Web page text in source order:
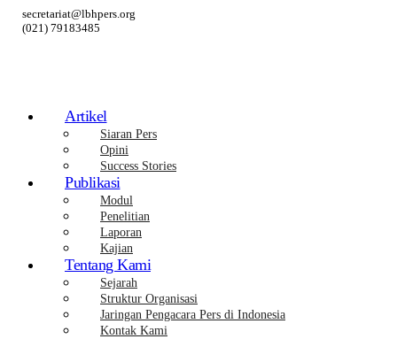
secretariat@lbhpers.org
(021) 79183485
Artikel
Siaran Pers
Opini
Success Stories
Publikasi
Modul
Penelitian
Laporan
Kajian
Tentang Kami
Sejarah
Struktur Organisasi
Jaringan Pengacara Pers di Indonesia
Kontak Kami